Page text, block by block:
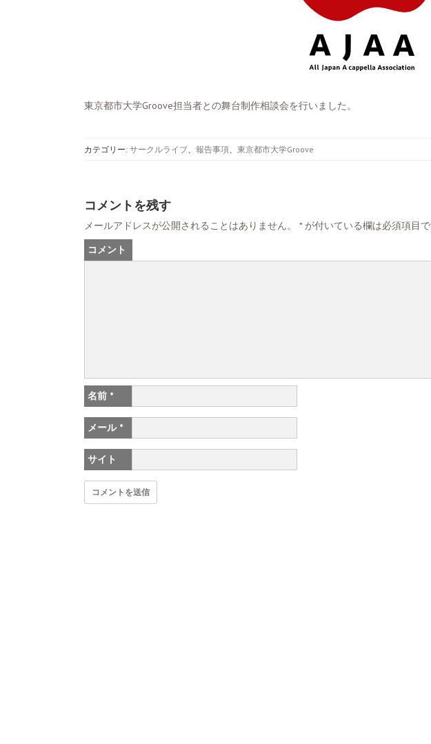
東京都市大学Groove担当者との舞台制作相談会を行いました。
カテゴリー: サークルライブ、 報告事項、 東京都市大学Groove
コメントを残す
メールアドレスが公開されることはありません。 *が付いている欄は必須項目
コメント
名前 *
メール *
サイト